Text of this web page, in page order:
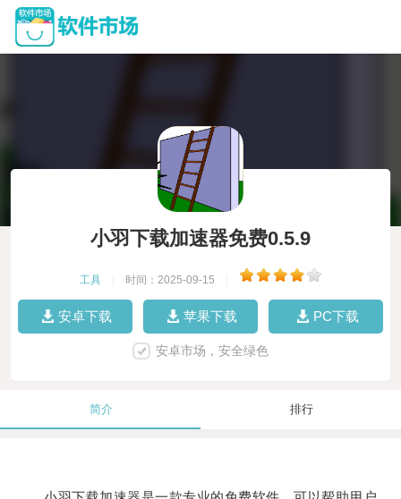
小羽下载加速器免费0.5.9
工具 时间：2025-09-15
安卓下载 苹果下载 PC下载
安卓市场，安全绿色
简介 排行